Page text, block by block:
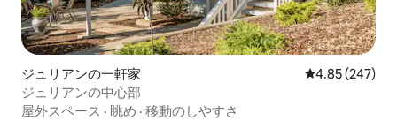
ジュリアンの一軒家 レビュー247
4.85 (247)
ジュリアンの中心部
屋外スペース · 眺め · 移動のしやすさ